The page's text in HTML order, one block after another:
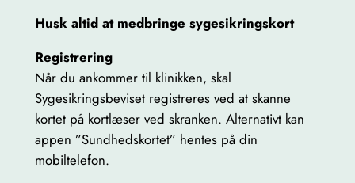
Husk altid at medbringe sygesikringskort
Registrering
Når du ankommer til klinikken, skal
Sygesikringsbeviset registreres ved at skanne
kortet på kortlæser ved skranken. Alternativt kan
appen ”Sundhedskortet” hentes på din
mobiltelefon.